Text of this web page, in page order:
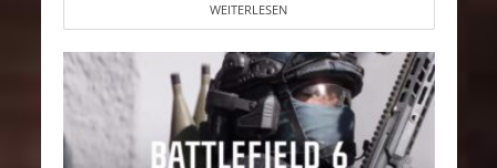
WEITERLESEN